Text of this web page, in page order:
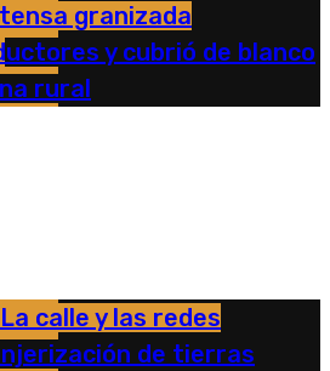
granizada
y cubrió de blanco
rural
calle y las redes
de tierras